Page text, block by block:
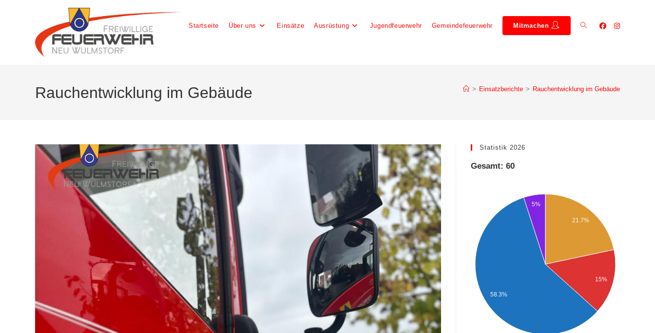
Startseite Über uns Einsätze Ausrüstung Jugendfeuerwehr Gemeindefeuerwehr Mitmachen
Rauchentwicklung im Gebäude > Einsatzberichte > Rauchentwicklung im Gebäude
Statistik 2026
Gesamt: 60
21.7%
15%
5%
58.3%